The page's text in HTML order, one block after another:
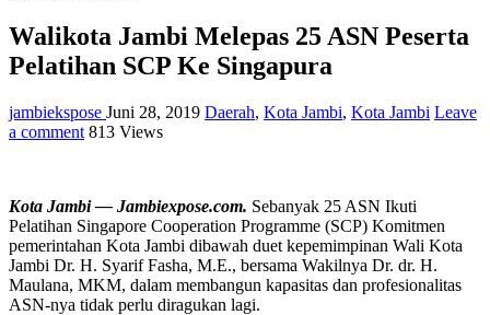
Walikota Jambi Melepas 25 ASN Peserta
Pelatihan SCP Ke Singapura
jambiekspose Juni 28, 2019 Daerah, Kota Jambi, Kota Jambi Leave
a comment 813 Views
Kota Jambi — Jambiexpose.com. Sebanyak 25 ASN Ikuti
Pelatihan Singapore Cooperation Programme (SCP) Komitmen
pemerintahan Kota Jambi dibawah duet kepemimpinan Wali Kota
Jambi Dr. H. Syarif Fasha, M.E., bersama Wakilnya Dr. dr. H.
Maulana, MKM, dalam membangun kapasitas dan profesionalitas
ASN-nya tidak perlu diragukan lagi.